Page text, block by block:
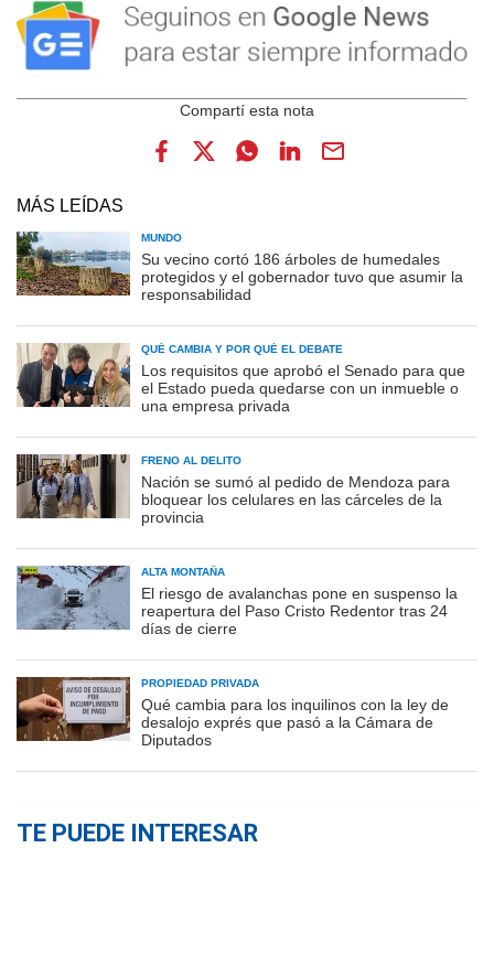
MÁS LEÍDAS
MUNDO
Su vecino cortó 186 árboles de humedales
protegidos y el gobernador tuvo que asumir la
responsabilidad
QUÉ CAMBIA Y POR QUÉ EL DEBATE
Los requisitos que aprobó el Senado para que
el Estado pueda quedarse con un inmueble o
una empresa privada
FRENO AL DELITO
Nación se sumó al pedido de Mendoza para
bloquear los celulares en las cárceles de la
provincia
ALTA MONTAÑA
El riesgo de avalanchas pone en suspenso la
reapertura del Paso Cristo Redentor tras 24
días de cierre
PROPIEDAD PRIVADA
Qué cambia para los inquilinos con la ley de
desalojo exprés que pasó a la Cámara de
Diputados
TE PUEDE INTERESAR